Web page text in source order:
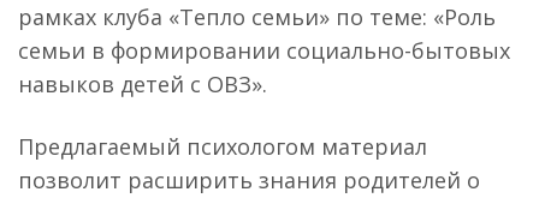
рамках клуба «Тепло семьи» по теме: «Роль
семьи в формировании социально-бытовых
навыков детей с ОВЗ».
Предлагаемый психологом материал
позволит расширить знания родителей о